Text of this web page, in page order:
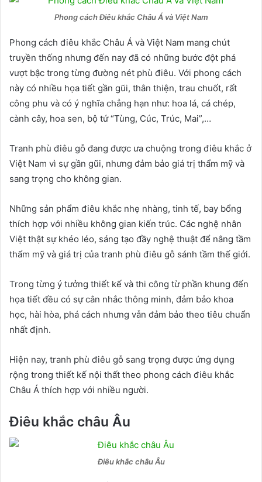
Phong cách Điêu khắc Châu Á và Việt Nam
Phong cách điêu khắc Châu Á và Việt Nam mang chút
truyền thống nhưng đến nay đã có những bước đột phá
vượt bậc trong từng đường nét phù điêu. Với phong cách
này có nhiều họa tiết gần gũi, thân thiện, trau chuốt, rất
công phu và có ý nghĩa chẳng hạn như: hoa lá, cá chép,
cành cây, hoa sen, bộ tứ “Tùng, Cúc, Trúc, Mai”,…
Tranh phù điêu gỗ đang được ưa chuộng trong điêu khắc ở
Việt Nam vì sự gần gũi, nhưng đảm bảo giá trị thẩm mỹ và
sang trọng cho không gian.
Những sản phẩm điêu khắc nhẹ nhàng, tinh tế, bay bổng
thích hợp với nhiều không gian kiến trúc. Các nghệ nhân
Việt thật sự khéo léo, sáng tạo đầy nghệ thuật để nâng tầm
thẩm mỹ và giá trị của tranh phù điêu gỗ sánh tầm thế giới.
Trong từng ý tưởng thiết kế và thi công từ phần khung đến
họa tiết đều có sự cân nhắc thông minh, đảm bảo khoa
học, hài hòa, phá cách nhưng vẫn đảm bảo theo tiêu chuẩn
nhất định.
Hiện nay, tranh phù điêu gỗ sang trọng được ứng dụng
rộng trong thiết kế nội thất theo phong cách điêu khắc
Châu Á thích hợp với nhiều người.
Điêu khắc châu Âu
Điêu khắc châu Âu